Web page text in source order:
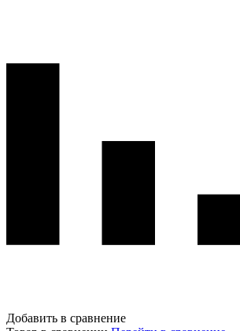
Добавить в сравнение